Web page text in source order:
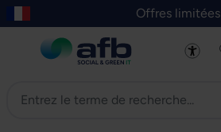
au contenu principal
Skip to B2B platform navigation
Offres limitées